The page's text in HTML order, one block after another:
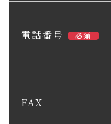
電話番号 必須
FAX